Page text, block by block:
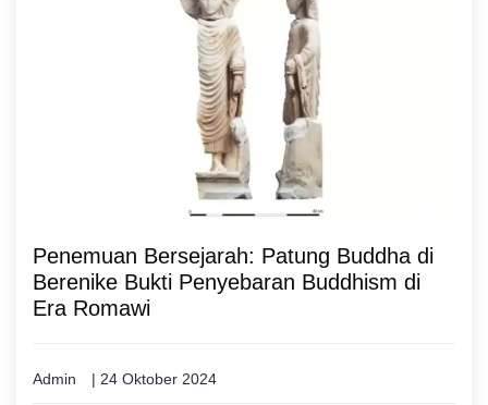
Penemuan Bersejarah: Patung Buddha di
Berenike Bukti Penyebaran Buddhism di
Era Romawi
Admin | 24 Oktober 2024